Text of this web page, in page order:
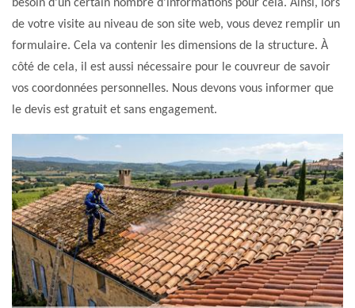
besoin d'un certain nombre d'informations pour cela. Ainsi, lors
de votre visite au niveau de son site web, vous devez remplir un
formulaire. Cela va contenir les dimensions de la structure. À
côté de cela, il est aussi nécessaire pour le couvreur de savoir
vos coordonnées personnelles. Nous devons vous informer que
le devis est gratuit et sans engagement.